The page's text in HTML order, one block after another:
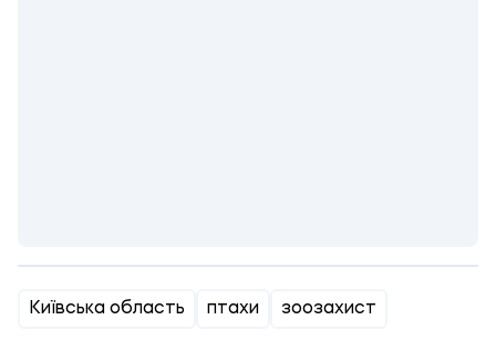
Київська область птахи зоозахист